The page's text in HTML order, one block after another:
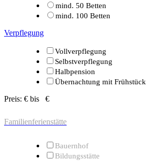
mind. 50 Betten
mind. 100 Betten
Verpflegung
Vollverpflegung
Selbstverpflegung
Halbpension
Übernachtung mit Frühstück
Preis: € bis €
Familienferienstätte
Bauernhof
Bildungsstätte